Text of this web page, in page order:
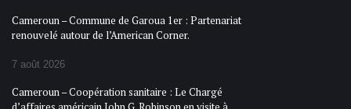
Cameroun – Commune de Garoua 1er : Partenariat
renouvelé autour de l’American Corner.
7 août 2026
Cameroun – Coopération sanitaire : Le Chargé